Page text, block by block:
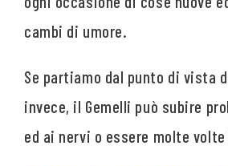
cambi di umore.
Se partiamo dal punto di vista
invece, il Gemelli può subire
ed ai nervi o essere molte